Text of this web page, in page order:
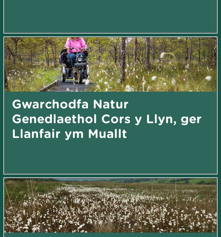
Gwarchodfa Natur
Genedlaethol Cors y Llyn, ger
Llanfair ym Muallt